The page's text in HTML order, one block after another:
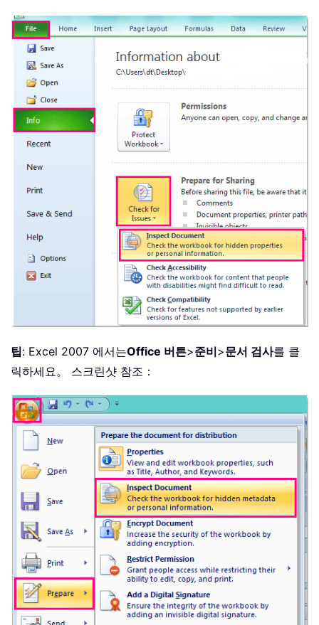
팁: Excel 2007 에서는Office 버튼>준비>문서 검사를 클
릭하세요。 스크린샷 참조：